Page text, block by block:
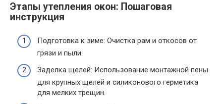
Этапы утепления окон: Пошаговая
инструкция
Подготовка к зиме: Очистка рам и откосов от
грязи и пыли.
Заделка щелей: Использование монтажной пены
для крупных щелей и силиконового герметика
для мелких трещин.